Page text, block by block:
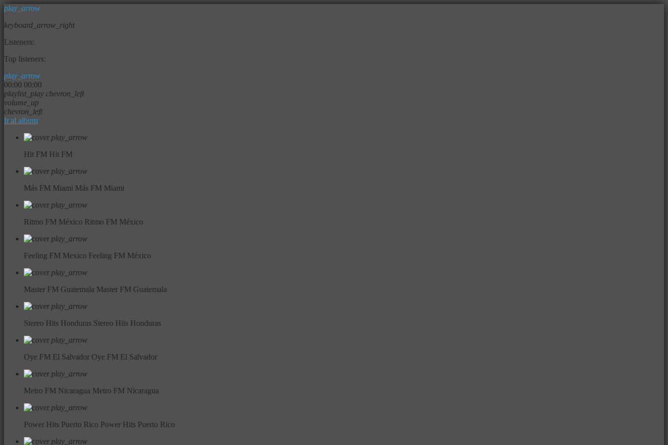
play_arrow
keyboard_arrow_right
Listeners:
Top listeners:
play_arrow
00:00 00:00
playlist_play chevron_left
volume_up
chevron_left
Ir al album
play_arrow
Hit FM Hit FM
play_arrow
Más FM Miami Más FM Miami
play_arrow
Ritmo FM México Ritmo FM México
play_arrow
Feeling FM Mexico Feeling FM México
play_arrow
Master FM Guatemala Master FM Guatemala
play_arrow
Stereo Hits Honduras Stereo Hits Honduras
play_arrow
Oye FM El Salvador Oye FM El Salvador
play_arrow
Metro FM Nicaragua Metro FM Nicaragua
play_arrow
Power Hits Puerto Rico Power Hits Puerto Rico
play_arrow